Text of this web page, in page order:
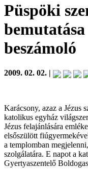
Püspöki
beszámoló
2009. 02. 02. |
Karácsony, azaz a Jézus
katolikus egyház
Jézus felajánlására
elsőszülött
a templomban
szolgálatára. E napot a
Gyertyaszentelő